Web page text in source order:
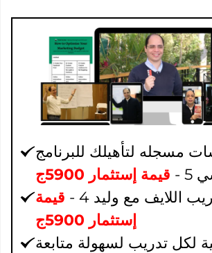
مسجله لتأهيلك للبرنامج
-
قيمة إستثمار 5900ج
اللايف مع وليد 4 -
قيمة
إستثمار 5900ج
لكل تدريب لسهولة متابعة